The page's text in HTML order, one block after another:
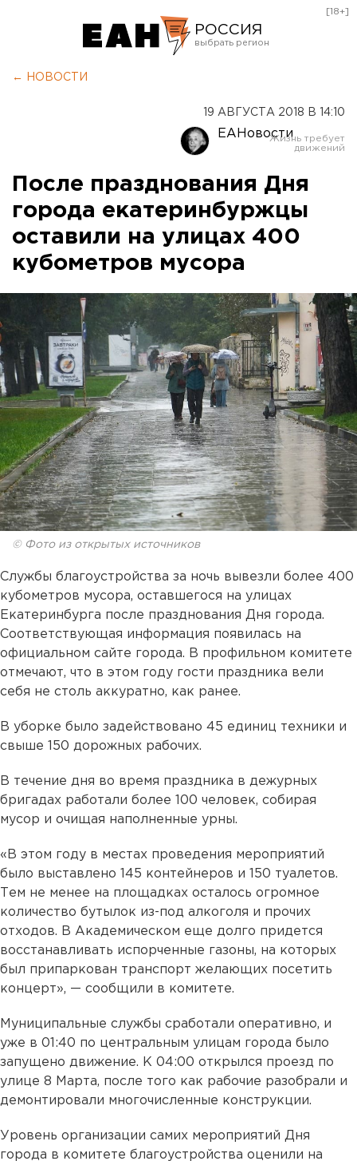
РОССИЯ
Оренбург
[18+]
← НОВОСТИ
19 АВГУСТА 2018 В 14:10
ЕАНовости
После празднования Дня
города екатеринбуржцы
оставили на улицах 400
кубометров мусора
© Фото из открытых источников
Службы благоустройства за ночь вывезли более 400
кубометров мусора, оставшегося на улицах
Екатеринбурга после празднования Дня города.
Соответствующая информация появилась на
официальном сайте города. В профильном комитете
отмечают, что в этом году гости праздника вели
себя не столь аккуратно, как ранее.
В уборке было задействовано 45 единиц техники и
свыше 150 дорожных рабочих.
В течение дня во время праздника в дежурных
бригадах работали более 100 человек, собирая
мусор и очищая наполненные урны.
«В этом году в местах проведения мероприятий
было выставлено 145 контейнеров и 150 туалетов.
Тем не менее на площадках осталось огромное
количество бутылок из-под алкоголя и прочих
отходов. В Академическом еще долго придется
восстанавливать испорченные газоны, на которых
был припаркован транспорт желающих посетить
концерт», — сообщили в комитете.
Муниципальные службы сработали оперативно, и
уже в 01:40 по центральным улицам города было
запущено движение. К 04:00 открылся проезд по
улице 8 Марта, после того как рабочие разобрали и
демонтировали многочисленные конструкции.
Уровень организации самих мероприятий Дня
города в комитете благоустройства оценили на